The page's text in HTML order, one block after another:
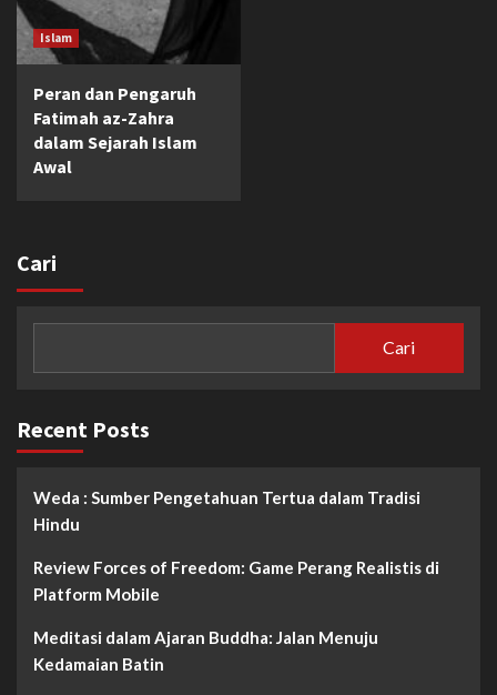
Islam
Peran dan Pengaruh
Fatimah az-Zahra
dalam Sejarah Islam
Awal
Cari
Cari
Recent Posts
Weda : Sumber Pengetahuan Tertua dalam Tradisi
Hindu
Review Forces of Freedom: Game Perang Realistis di
Platform Mobile
Meditasi dalam Ajaran Buddha: Jalan Menuju
Kedamaian Batin